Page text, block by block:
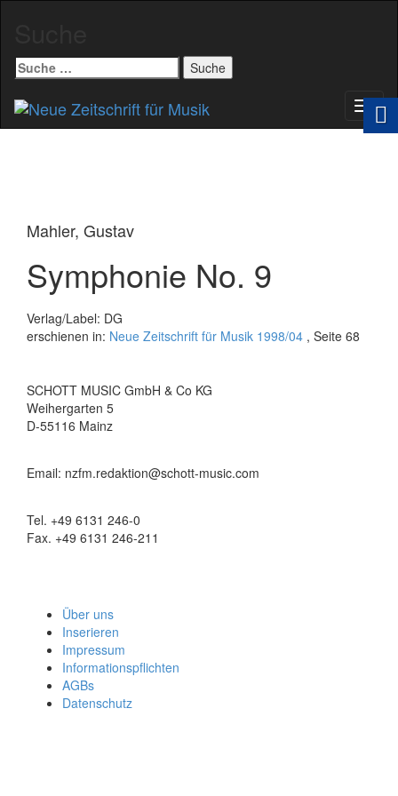
Suche
nach:
Mahler, Gustav
Symphonie No. 9
Verlag/Label: DG
erschienen in: Neue Zeitschrift für Musik 1998/04 , Seite 68
SCHOTT MUSIC GmbH & Co KG
Weihergarten 5
D-55116 Mainz
Email: nzfm.redaktion@schott-music.com
Tel. +49 6131 246-0
Fax. +49 6131 246-211
Über uns
Inserieren
Impressum
Informationspflichten
AGBs
Datenschutz